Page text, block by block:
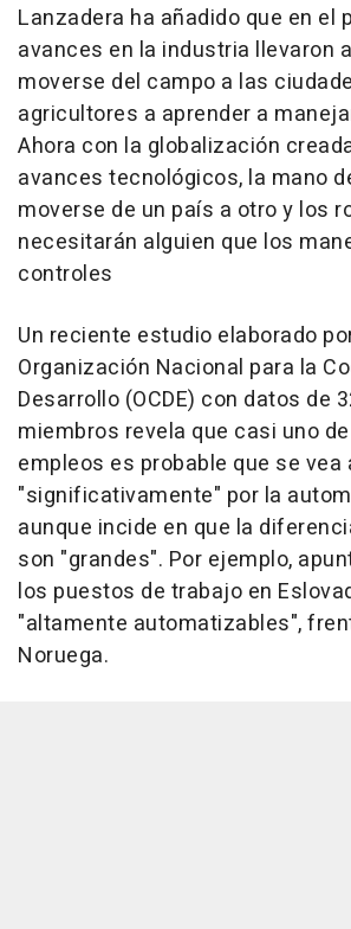
Lanzadera ha añadido que en el
avances en la industria llevaron
moverse del campo a las
agricultores a aprender a
Ahora con la globalización
avances tecnológicos, la mano
moverse de un país a otro y los
necesitarán alguien que los
controles
Un reciente estudio elaborado
Organización Nacional para la
Desarrollo (OCDE) con datos de
miembros revela que casi uno
empleos es probable que se
"significativamente" por la
aunque incide en que la
son "grandes". Por ejemplo,
los puestos de trabajo en
"altamente automatizables",
Noruega.